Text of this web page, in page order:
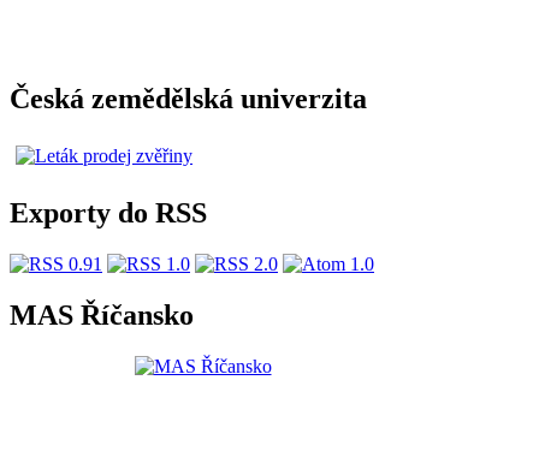
Česká zemědělská univerzita
Exporty do RSS
MAS Říčansko